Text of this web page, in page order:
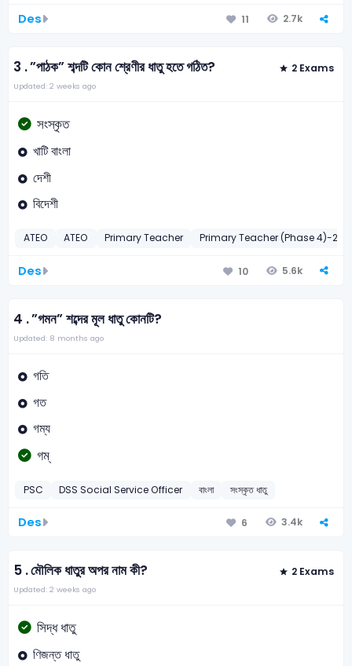
Des 11 2.7k
3 .”পাঠক” শব্দটি কোন শ্রেণীর ধাতু হতে গঠিত? 2 Exams
Updated: 2 weeks ago
সংস্কৃত
খাটি বাংলা
দেশী
বিদেশী
ATEO ATEO Primary Teacher Primary Teacher (Phase 4)-
Des 10 5.6k
4 .”গমন” শব্দের মূল ধাতু কোনটি?
Updated: 8 months ago
গতি
গত
গম্য
গম্‌
PSC DSS Social Service Officer বাংলা সংস্কৃত ধাতু
Des 6 3.4k
5 .মৌলিক ধাতুর অপর নাম কী? 2 Exams
Updated: 2 weeks ago
সিদ্ধ ধাতু
ণিজন্ত ধাতু